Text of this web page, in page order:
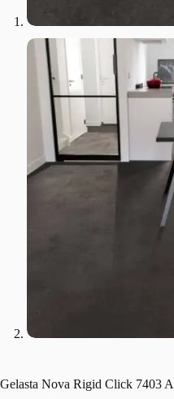
Gelasta Nova Rigid Click 7403